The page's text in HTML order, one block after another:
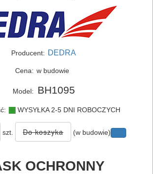
Producent: DEDRA
Cena: w budowie
Model: BH1095
WYSYŁKA 2-5 DNI ROBOCZYCH
szt. (w budowie)
OCHRONNY